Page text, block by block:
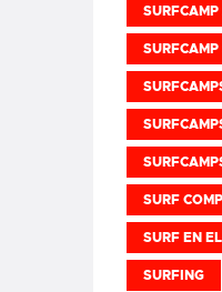
SURF
SURF EN
SURFING